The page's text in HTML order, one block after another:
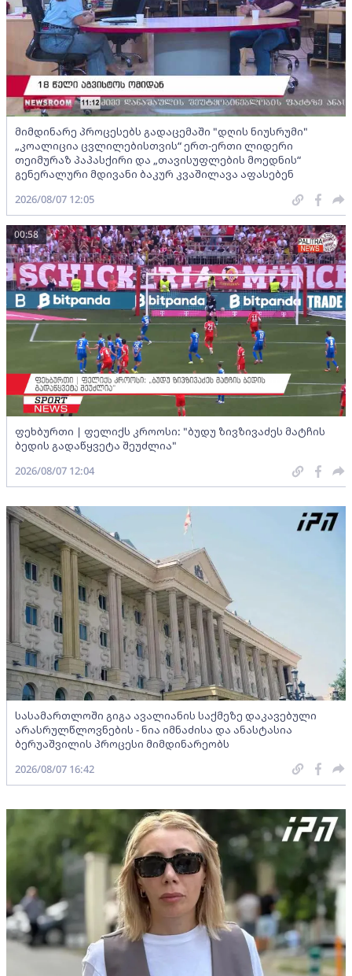
მიმდინარე პროცესებს გადაცემაში "დღის ნიუსრუმი"
„კოალიცია ცვლილებისთვის“ ერთ-ერთი ლიდერი
თეიმურაზ პაპასქირი და „თავისუფლების მოედნის“
გენერალური მდივანი ბაკურ კვაშილავა აფასებენ
2026/08/07 12:05
ფეხბურთი | ფელიქს კროოსი: "ბუდუ ზივზივაძეს მატჩის
ბედის გადაწყვეტა შეუძლია"
00:58
2026/08/07 12:04
სასამართლოში გიგა ავალიანის საქმეზე დაკავებული
არასრულწლოვნების - ნია იმნაძისა და ანასტასია
ბერუაშვილის პროცესი მიმდინარეობს
2026/08/07 16:42